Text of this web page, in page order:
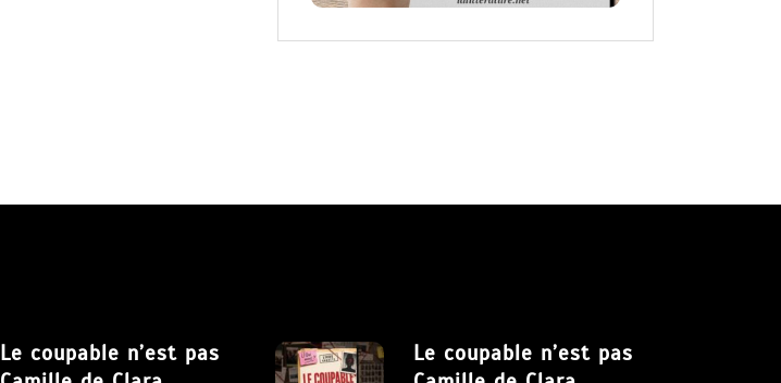
Le coupable n’est pas
Le coupable n’est pas